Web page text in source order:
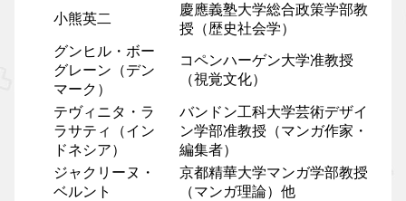
小熊英二
慶應義塾大学総合政策学部教
授（歴史社会学）
グンヒル・ボー
グレーン（デン
マーク）
コペンハーゲン大学准教授
（視覚文化）
テヴィニタ・ラ
ラサティ（イン
ドネシア）
バンドン工科大学芸術デザイ
ン学部准教授（マンガ作家・
編集者）
ジャクリーヌ・
ベルント
京都精華大学マンガ学部教授
（マンガ理論）他